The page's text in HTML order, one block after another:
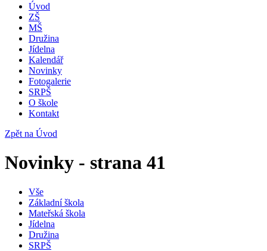
Úvod
ZŠ
MŠ
Družina
Jídelna
Kalendář
Novinky
Fotogalerie
SRPŠ
O škole
Kontakt
Zpět na Úvod
Novinky - strana 41
Vše
Základní škola
Mateřská škola
Jídelna
Družina
SRPŠ